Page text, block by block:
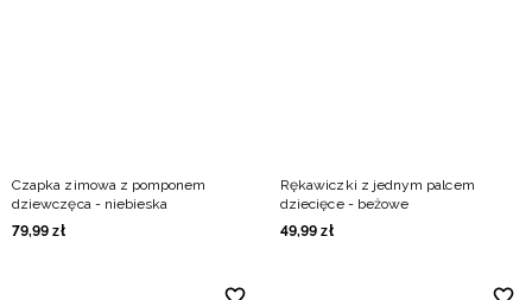
Czapka zimowa z pomponem
dziewczęca - niebieska
79,99 zł
Rękawiczki z jednym palcem
dziecięce - beżowe
49,99 zł
Ukraiński / UAH